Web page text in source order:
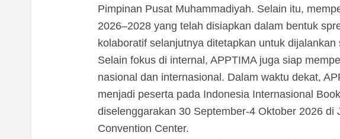
Pimpinan Pusat Muhammadiyah. Selain itu,
2026–2028 yang telah disiapkan dalam bentuk
kolaboratif selanjutnya ditetapkan untuk
Selain fokus di internal, APPTIMA juga siap
nasional dan internasional. Dalam waktu dekat,
menjadi peserta pada Indonesia Internasional
diselenggarakan 30 September-4 Oktober 2026 di
Convention Center.